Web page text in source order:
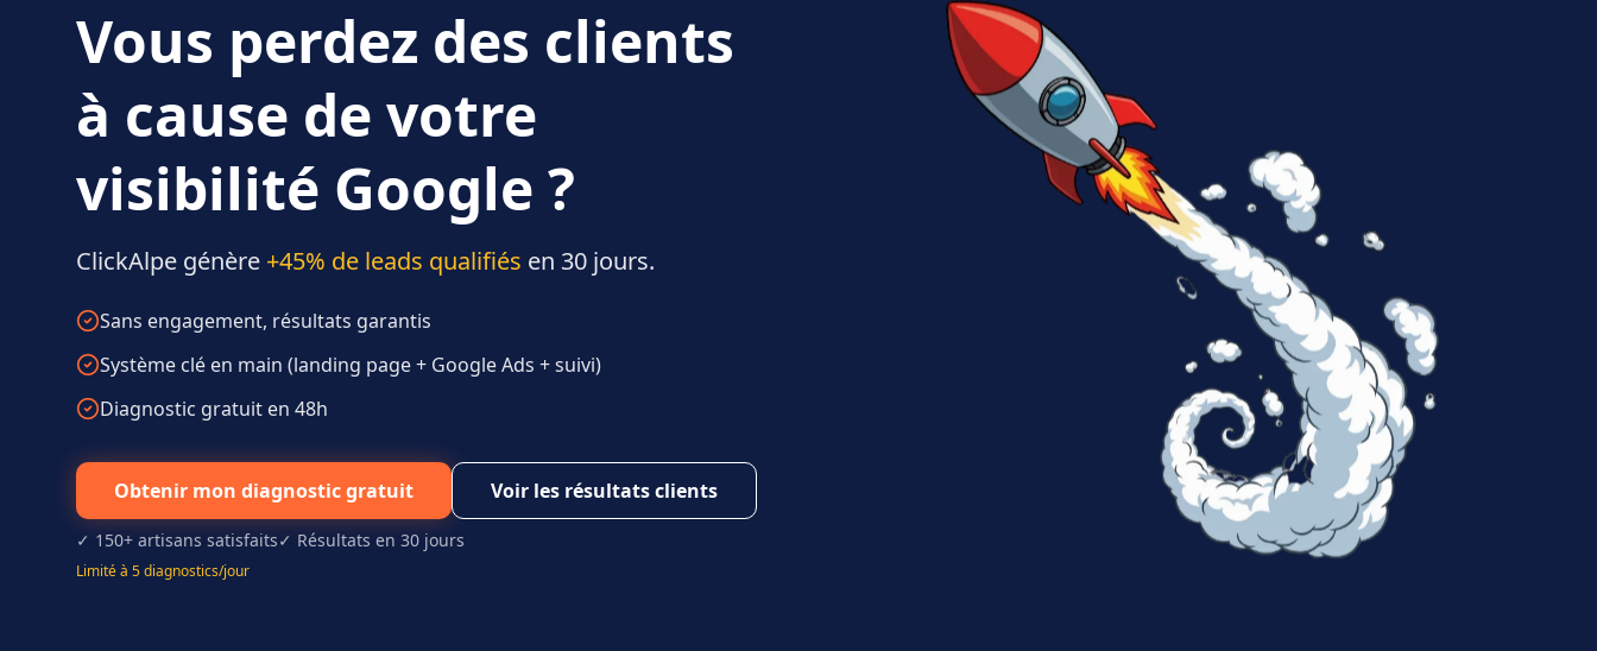
Vous perdez des clients
à cause de votre
visibilité Google ?
ClickAlpe génère +45% de leads qualifiés en 30 jours.
Sans engagement, résultats garantis
Système clé en main (landing page + Google Ads + suivi)
Diagnostic gratuit en 48h
Obtenir mon diagnostic gratuit Voir les résultats clients
✓ 150+ artisans satisfaits✓ Résultats en 30 jours
Limité à 5 diagnostics/jour